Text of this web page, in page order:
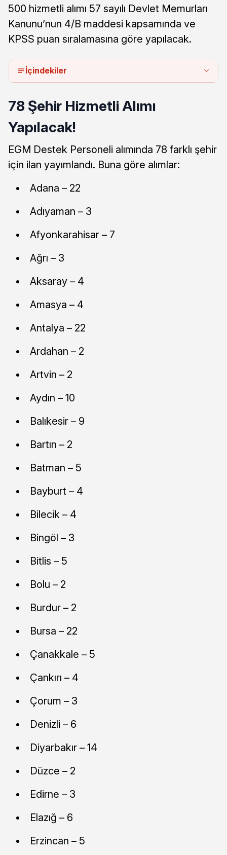
500 hizmetli alımı 57 sayılı Devlet Memurları
Kanunu’nun 4/B maddesi kapsamında ve
KPSS puan sıralamasına göre yapılacak.
İçindekiler
78 Şehir Hizmetli Alımı
Yapılacak!
EGM Destek Personeli alımında 78 farklı şehir
için ilan yayımlandı. Buna göre alımlar:
Adana – 22
Adıyaman – 3
Afyonkarahisar – 7
Ağrı – 3
Aksaray – 4
Amasya – 4
Antalya – 22
Ardahan – 2
Artvin – 2
Aydın – 10
Balıkesir – 9
Bartın – 2
Batman – 5
Bayburt – 4
Bilecik – 4
Bingöl – 3
Bitlis – 5
Bolu – 2
Burdur – 2
Bursa – 22
Çanakkale – 5
Çankırı – 4
Çorum – 3
Denizli – 6
Diyarbakır – 14
Düzce – 2
Edirne – 3
Elazığ – 6
Erzincan – 5